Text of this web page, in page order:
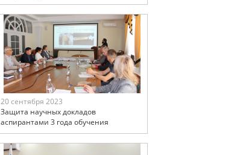
20 сентября 2023
Защита научных докладов
аспирантами 3 года обучения